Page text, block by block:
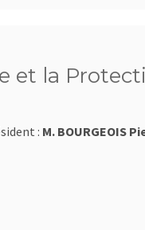
et la
: M. BOURGEOIS